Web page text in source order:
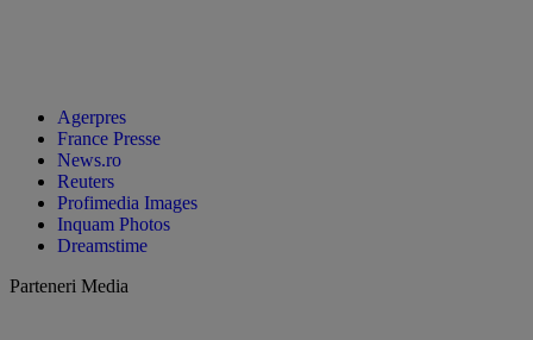
Agerpres
France Presse
News.ro
Reuters
Profimedia Images
Inquam Photos
Dreamstime
Parteneri Media